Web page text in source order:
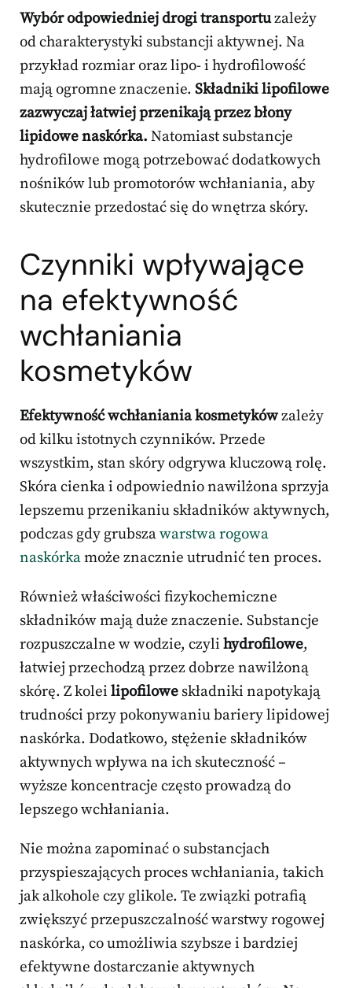
Wybór odpowiedniej drogi transportuzależy
od charakterystyki substancji aktywnej. Na
przykład rozmiar oraz lipo- i hydrofilowość
mają ogromne znaczenie. Składniki lipofilowe
zazwyczaj łatwiej przenikają przez błony
lipidowe naskórka. Natomiast substancje
hydrofilowe mogą potrzebować dodatkowych
nośników lub promotorów wchłaniania, aby
skutecznie przedostać się do wnętrza skóry.
Czynniki wpływające
na efektywność
wchłaniania
kosmetyków
Efektywność wchłaniania kosmetykówzależy
od kilku istotnych czynników. Przede
wszystkim, stan skóry odgrywa kluczową rolę.
Skóra cienka i odpowiednio nawilżona sprzyja
lepszemu przenikaniu składników aktywnych,
podczas gdy grubszawarstwa rogowa
naskórkamoże znacznie utrudnić ten proces.
Również właściwości fizykochemiczne
składników mają duże znaczenie. Substancje
rozpuszczalne w wodzie, czyli hydrofilowe,
łatwiej przechodzą przez dobrze nawilżoną
skórę. Z kolei lipofilowe składniki napotykają
trudności przy pokonywaniu bariery lipidowej
naskórka. Dodatkowo, stężenie składników
aktywnych wpływa na ich skuteczność –
wyższe koncentracje często prowadzą do
lepszego wchłaniania.
Nie można zapominać o substancjach
przyspieszających proces wchłaniania, takich
jak alkohole czy glikole. Te związki potrafią
zwiększyć przepuszczalność warstwy rogowej
naskórka, co umożliwia szybsze i bardziej
efektywne dostarczanie aktywnych